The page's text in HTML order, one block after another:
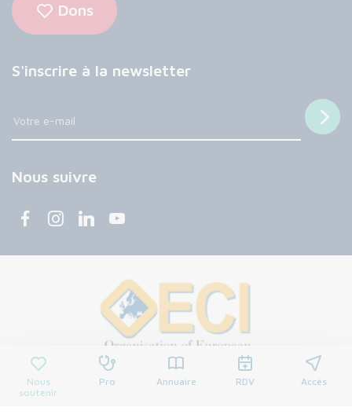
Nous
soutenir
Pro Annuaire RDV Accès
Dons
S'inscrire à la newsletter
Nous suivre